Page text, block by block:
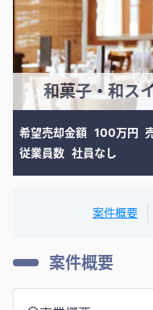
和菓子・和ス
希望売却金額 100万円
従業員数 社員なし
案件概要
案件概要